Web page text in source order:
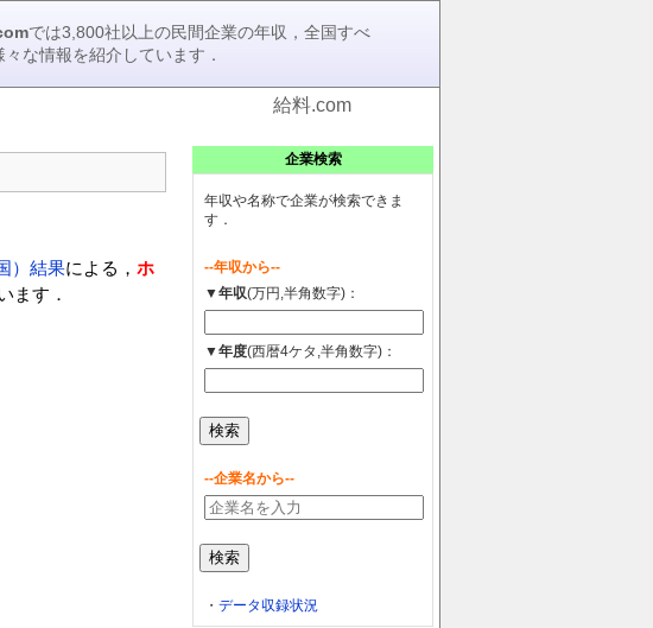
では3,800社以上の民間企業の年収，全国すべ
な情報を紹介しています．
）結果による， ホ
ます．
給料.com
企業検索
年収や名称で企業が検索できま
す．
--年収から--
▼年収(万円,半角数字)：
▼年度(西暦4ケタ,半角数字)：
--企業名から--
・ データ収録状況